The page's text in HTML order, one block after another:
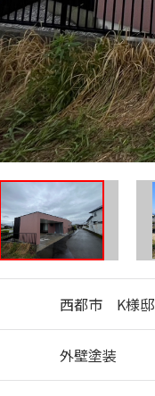
西都市 K様邸
外壁塗装